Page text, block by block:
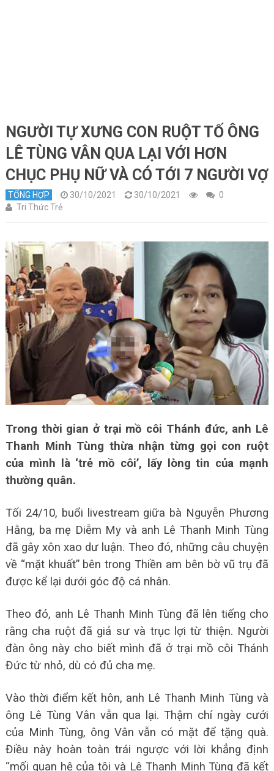
NGƯỜI TỰ XƯNG CON RUỘT TỐ ÔNG
LÊ TÙNG VÂN QUA LẠI VỚI HƠN
CHỤC PHỤ NỮ VÀ CÓ TỚI 7 NGƯỜI VỢ
TỔNG HỢP 30/10/2021 30/10/2021
0
Tri Thức Trẻ
Trong thời gian ở trại mồ côi Thánh đức, anh Lê
Thanh Minh Tùng thừa nhận từng gọi con ruột
của mình là ‘trẻ mồ côi’, lấy lòng tin của mạnh
thường quân.
Tối 24/10, buổi livestream giữa bà Nguyễn Phương
Hằng, ba mẹ Diễm My và anh Lê Thanh Minh Tùng
đã gây xôn xao dư luận. Theo đó, những câu chuyện
về “mặt khuất” bên trong Thiền am bên bờ vũ trụ đã
được kể lại dưới góc độ cá nhân.
Theo đó, anh Lê Thanh Minh Tùng đã lên tiếng cho
rằng cha ruột đã giả sư và trục lợi từ thiện. Người
đàn ông này cho biết mình đã ở trại mồ côi Thánh
Đức từ nhỏ, dù có đủ cha mẹ.
Vào thời điểm kết hôn, anh Lê Thanh Minh Tùng và
ông Lê Tùng Vân vẫn qua lại. Thậm chí ngày cưới
của Minh Tùng, ông Vân vẫn có mặt để tặng quà.
Điều này hoàn toàn trái ngược với lời khẳng định
“mối quan hệ của tôi và Lê Thanh Minh Tùng đã kết